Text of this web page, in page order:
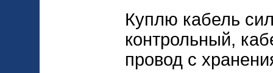
Куплю кабель
контрольный,
провод с